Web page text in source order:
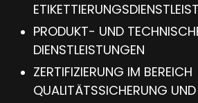
PRODUKT- UND
DIENSTLEISTUNGEN
ZERTIFIZIERUNG IM BEREICH
QUALITÄTSSICHERUNG